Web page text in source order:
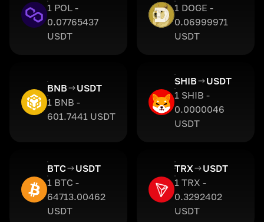
1 POL -
0.07765437
USDT
1 DOGE -
0.06999971
USDT
BNB
USDT
1 BNB -
601.7441 USDT
SHIB
USDT
1 SHIB -
0.0000046
USDT
BTC
USDT
1 BTC -
64713.00462
USDT
TRX
USDT
1 TRX -
0.3292402
USDT